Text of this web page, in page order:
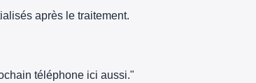
après le traitement.
téléphone ici aussi."